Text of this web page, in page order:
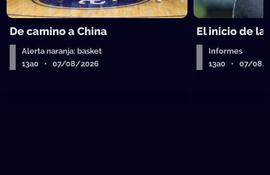
De camino a China
Alerta naranja: basket
13a0 • 07/08/2026
El inicio de la
Informes
13a0 • 07/08/